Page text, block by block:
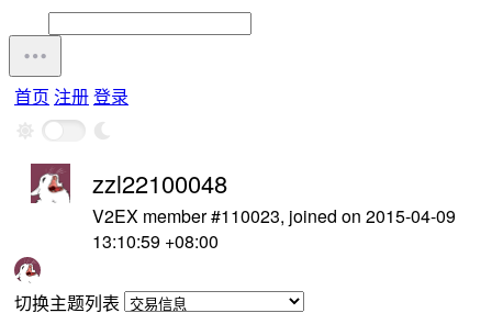
首页 注册登录
zzl22100048
V2EX member #110023, joined on 2015-04-09
13:10:59 +08:00
切换主题列表